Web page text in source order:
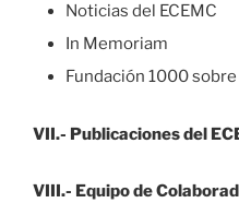
Noticias del ECEMC
In Memoriam
Fundación 1000
VII.- Publicaciones del
VIII.- Equipo de